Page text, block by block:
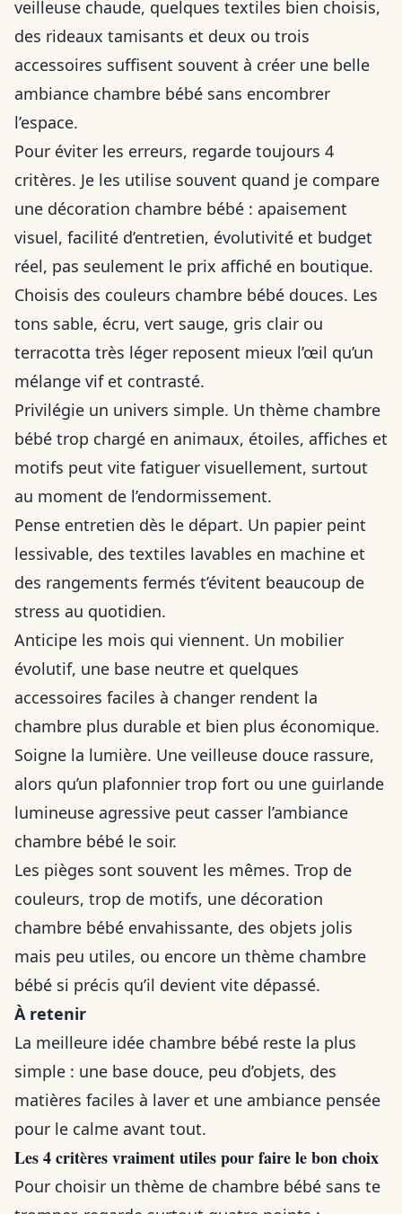
veilleuse chaude, quelques textiles bien choisis,
des rideaux tamisants et deux ou trois
accessoires suffisent souvent à créer une belle
ambiance chambre bébé sans encombrer
l’espace.
Pour éviter les erreurs, regarde toujours 4
critères. Je les utilise souvent quand je compare
une décoration chambre bébé : apaisement
visuel, facilité d’entretien, évolutivité et budget
réel, pas seulement le prix affiché en boutique.
Choisis des couleurs chambre bébé douces. Les
tons sable, écru, vert sauge, gris clair ou
terracotta très léger reposent mieux l’œil qu’un
mélange vif et contrasté.
Privilégie un univers simple. Un thème chambre
bébé trop chargé en animaux, étoiles, affiches et
motifs peut vite fatiguer visuellement, surtout
au moment de l’endormissement.
Pense entretien dès le départ. Un papier peint
lessivable, des textiles lavables en machine et
des rangements fermés t’évitent beaucoup de
stress au quotidien.
Anticipe les mois qui viennent. Un mobilier
évolutif, une base neutre et quelques
accessoires faciles à changer rendent la
chambre plus durable et bien plus économique.
Soigne la lumière. Une veilleuse douce rassure,
alors qu’un plafonnier trop fort ou une guirlande
lumineuse agressive peut casser l’ambiance
chambre bébé le soir.
Les pièges sont souvent les mêmes. Trop de
couleurs, trop de motifs, une décoration
chambre bébé envahissante, des objets jolis
mais peu utiles, ou encore un thème chambre
bébé si précis qu’il devient vite dépassé.
À retenir
La meilleure idée chambre bébé reste la plus
simple : une base douce, peu d’objets, des
matières faciles à laver et une ambiance pensée
pour le calme avant tout.
Les 4 critères vraiment utiles pour faire le bon choix
Pour choisir un thème de chambre bébé sans te